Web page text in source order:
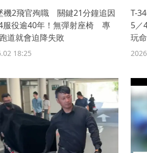
機2飛官殉職 關鍵21分鐘追因
服役逾40年！無彈射座椅 專
道就會迫降失敗
18:25
T-
5／
玩命